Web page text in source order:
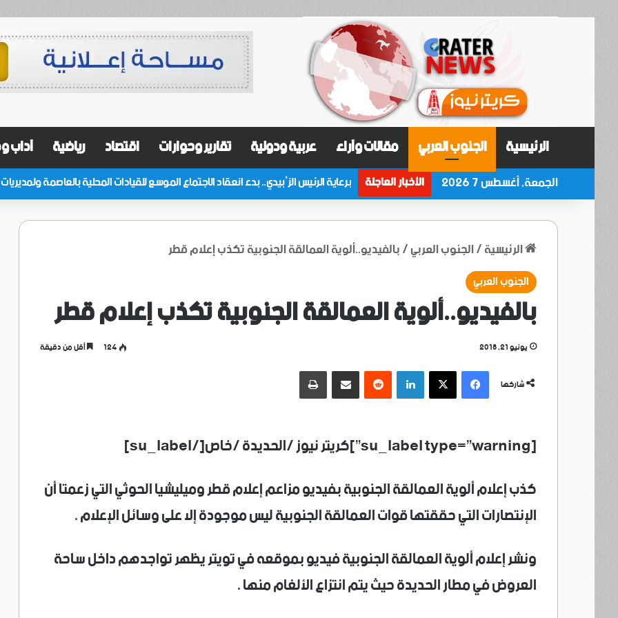
الرئيسية الجنوب العربي مقالات وآراء عربية ودولية تقارير وحوارات اقتصاد رياضية آداب
الجمعة, أغسطس 7 2026 الأخبار العاجلة
الرئيسية/الجنوب العربي/بالفيديو..ألوية العمالقة الجنوبية تكذب إعلام قطر
الجنوب العربي
بالفيديو..ألوية العمالقة الجنوبية تكذب إعلام قطر
يونيو 21, 2018 124
أقل من دقيقة
شاركها
فيسبوك
‫X لينكدإن
‏Reddit مشاركة عبر البريد طباعة
[su_label type=”warning”]كريتر نيوز /الحديدة /خاص[/su_label]
كذب إعلام ألوية العمالقة الجنوبية بفيديو مزاعم إعلام قطر وميليشيا الحوثي التي زعمتا أن
الإنتصارات التي حققتها قوات العمالقة الجنوبية ليس موجودة إلا على وسائل الإعلام .
ونشر إعلام ألوية العمالقة الجنوبية فيديو بموقعه في تويتر يظهر تواجدهم داخل ساحة
العروض في مطار الحديدة حيث يتم انتزاع الألغام منها .